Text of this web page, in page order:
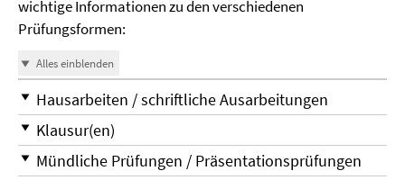
wichtige Informationen zu den verschiedenen
Prüfungsformen:
Alles einblenden
Hausarbeiten / schriftliche Ausarbeitungen
Klausur(en)
Mündliche Prüfungen / Präsentationsprüfungen